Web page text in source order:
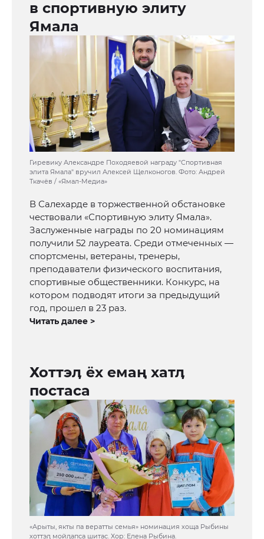
в спортивную элиту
Ямала
Гиревику Александре Походяевой награду "Спортивная
элита Ямала" вручил Алексей Щелконогов. Фото: Андрей
Ткачёв / «Ямал-Медиа»
В Салехарде в торжественной обстановке
чествовали «Спортивную элиту Ямала».
Заслуженные награды по 20 номинациям
получили 52 лауреата. Среди отмеченных —
спортсмены, ветераны, тренеры,
преподаватели физического воспитания,
спортивные общественники. Конкурс, на
котором подводят итоги за предыдущий
год, прошел в 23 раз.
Читать далее >
Хоттэӆ ёх емаң хатӆ
постаса
«Арыты, якты па вератты семья» номинация хоща Рыбины
хоттэӆ мойӆапса шитас. Хор: Елена Рыбина.